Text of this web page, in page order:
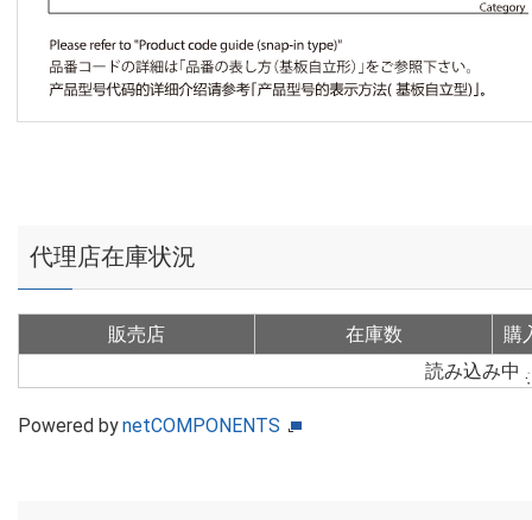
代理店在庫状況
販売店 在庫数
購
読み込み中
Powered bynetCOMPONENTS